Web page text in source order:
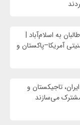
به اسلام‌آباد |
آمریکا–پاکستان و
تاجیکستان و
می‌سازند